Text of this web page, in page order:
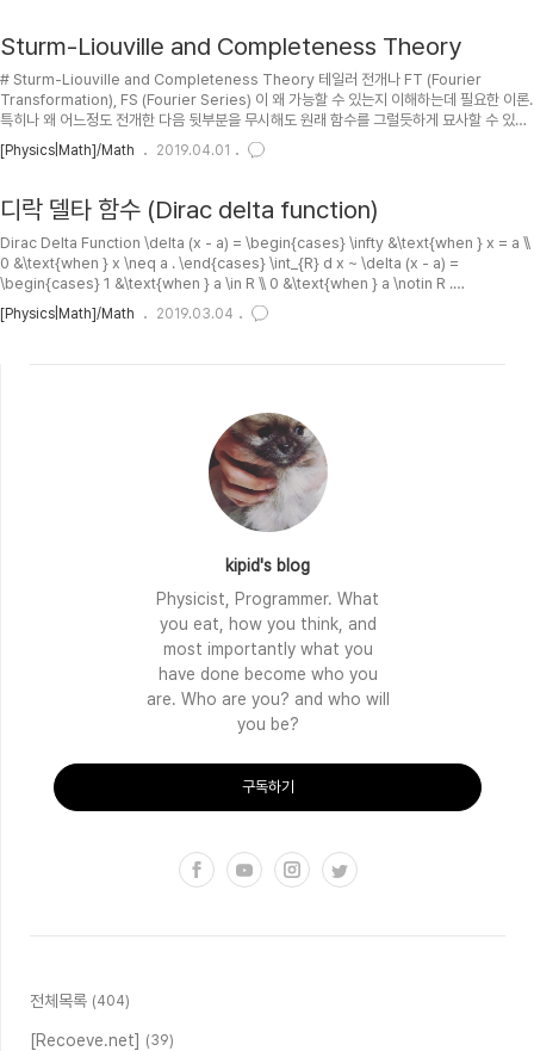
the Ricci flow and its geometric application..
Sturm-Liouville and Completeness Theory
# Sturm-Liouville and Completeness Theory 테일러 전개나 FT (Fourier
Transformation), FS (Fourier Series) 이 왜 가능할 수 있는지 이해하는데 필요한 이론.
특히나 왜 어느정도 전개한 다음 뒷부분을 무시해도 원래 함수를 그럴듯하게 묘사할 수 있는
건지 이해하려면 필요. ## TOC ## Sturm-Liouville theory ### 특수식 형태로의 변형
모든 2차 선형 상미분 방정식 (the second order linear ordinary differential
형 상미분 방정식 (the second order linear ordinar..
[Physics|Math]/Math 2019.04.01
디락 델타 함수 (Dirac delta function)
Dirac Delta Function \delta (x - a) = \begin{cases} \infty &\text{when } x = a \\
0 &\text{when } x \neq a . \end{cases} \int_{R} d x ~ \delta (x - a) =
\begin{cases} 1 &\text{when } a \in R \\ 0 &\text{when } a \notin R .
\end{cases} In other words, \begin{split} \int_{b}^{c} d x ~ \delta (x - a) = 1
\quad\text{and}\quad \int_{c}^{b} d x ~ \delta (x - a) = -1 \end{split} when \(b
[Physics|Math]/Math 2019.03.04
kipid's blog
Physicist, Programmer. What
you eat, how you think, and
most importantly what you
have done become who you
are. Who are you? and who will
you be?
구독하기
전체목록 (404)
[Recoeve.net] (39)